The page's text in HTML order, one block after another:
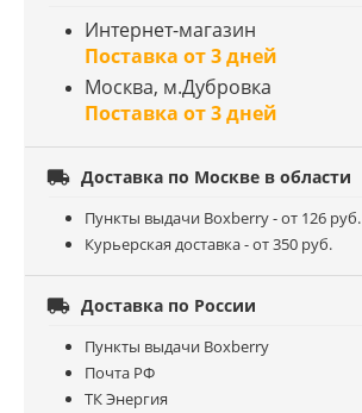
Интернет-магазин
Поставка от 3 дней
Москва, м.Дубровка
Поставка от 3 дней
 Доставка по Москве в области
Пункты выдачи Boxberry - от 126 руб.
Курьерская доставка - от 350 руб.
 Доставка по России
Пункты выдачи Boxberry
Почта РФ
ТК Энергия